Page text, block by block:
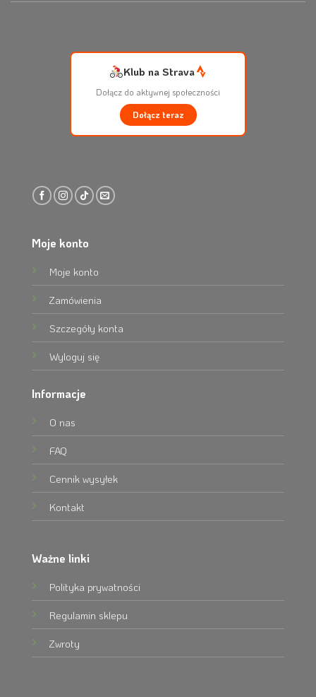
Klub na Strava
Dołącz do aktywnej społeczności
Dołącz teraz
Moje konto
Moje konto
Zamówienia
Szczegóły konta
Wyloguj się
Informacje
O nas
FAQ
Cennik wysyłek
Kontakt
Ważne linki
Polityka prywatności
Regulamin sklepu
Zwroty